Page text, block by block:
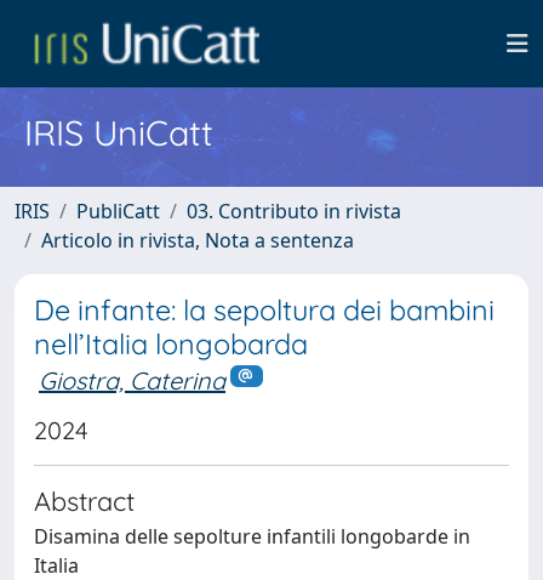
IRIS UniCatt
IRIS PubliCatt
03. Contributo in rivista
Articolo in rivista, Nota a sentenza
De infante: la sepoltura dei bambini
nell’Italia longobarda
Giostra, Caterina
2024
Abstract
Disamina delle sepolture infantili longobarde in
Italia